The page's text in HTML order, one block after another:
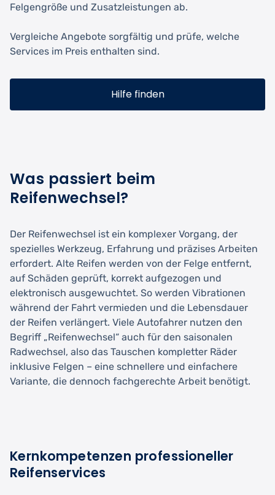
Felgengröße und Zusatzleistungen ab.
Vergleiche Angebote sorgfältig und prüfe, welche
Services im Preis enthalten sind.
Hilfe finden
Was passiert beim
Reifenwechsel?
Der Reifenwechsel ist ein komplexer Vorgang, der
spezielles Werkzeug, Erfahrung und präzises Arbeiten
erfordert. Alte Reifen werden von der Felge entfernt,
auf Schäden geprüft, korrekt aufgezogen und
elektronisch ausgewuchtet. So werden Vibrationen
während der Fahrt vermieden und die Lebensdauer
der Reifen verlängert. Viele Autofahrer nutzen den
Begriff „Reifenwechsel“ auch für den saisonalen
Radwechsel, also das Tauschen kompletter Räder
inklusive Felgen – eine schnellere und einfachere
Variante, die dennoch fachgerechte Arbeit benötigt.
Kernkompetenzen professioneller
Reifenservices